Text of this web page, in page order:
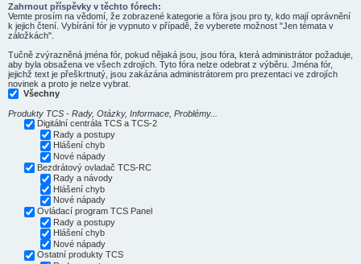
Zahrnout příspěvky v těchto fórech:
Vemte prosím na vědomí, že zobrazené kategorie a fóra jsou pro ty, kdo mají oprávnění
k jejich čtení. Vybírání fór je vypnuto v případě, že vyberete možnost "Jen témata v
záložkách".
Tučně zvýrazněná jména fór, pokud nějaká jsou, jsou fóra, která administrátor požaduje,
aby byla obsažena ve všech zdrojích. Tyto fóra nelze odebrat z výběru. Jména fór,
jejichž text je přeškrtnutý, jsou zakázána administrátorem pro prezentaci ve zdrojích
novinek a proto je nelze vybrat.
Všechny
Produkty TCS - Rady, Otázky, Informace, Problémy...
Digitální centrála TCS a TCS-2
Rady a postupy
Hlášení chyb
Nové nápady
Bezdrátový ovladač TCS-RC
Rady a návody
Hlášení chyb
Nové nápady
Ovládací program TCS Panel
Rady a postupy
Hlášení chyb
Nové nápady
Ostatní produkty TCS